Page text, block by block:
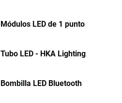
Módulos LED de 1 punto
Tubo LED - HKA Lighting
Bombilla LED Bluetooth